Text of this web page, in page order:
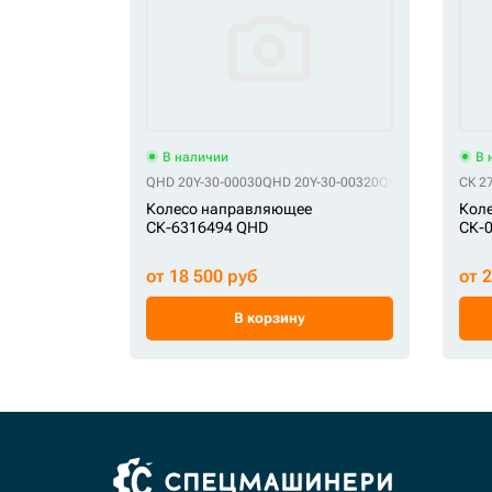
В наличии
QHD 20Y-30-00030QHD 20Y-30-00320QHD 20Y-30-
Колесо направляющее
СК-6316494 QHD
от 18 500 руб
В корзину
В
СК
СК-
от